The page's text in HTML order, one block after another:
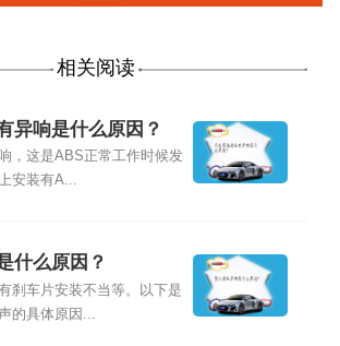
相关阅读
异响是什么原因？
，这是ABS正常工作时候发
安装有A...
什么原因？
刹车片安装不当等。以下是
的具体原因...